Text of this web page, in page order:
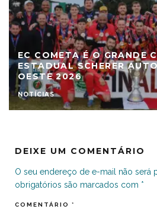
EC COMETA É O GRANDE
ESTADUAL SCHERER
OESTE 2026
NOTÍCIAS
DEIXE UM COMENTÁRIO
O seu endereço de e-mail não será
obrigatórios são marcados com *
COMENTÁRIO *